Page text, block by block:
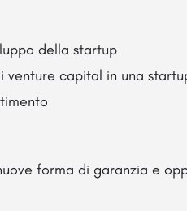
della startup
venture capital in una
forma di garanzia e